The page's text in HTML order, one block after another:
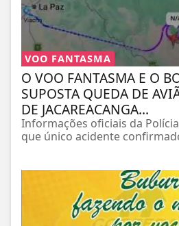
VOO FANTASMA
O VOO FANTASMA E O
SUPOSTA QUEDA DE
DE JACAREACANGA...
Informações oficiais da
que único acidente